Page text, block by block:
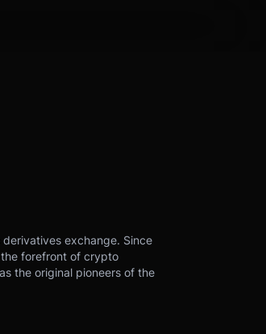
exchange. Since
the forefront of crypto
the original pioneers of the